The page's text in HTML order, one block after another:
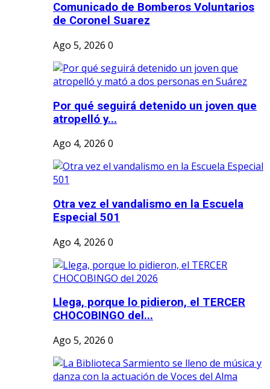
Comunicado de Bomberos Voluntarios
de Coronel Suarez
Ago 5, 2026 0
Por qué seguirá detenido un joven que
atropelló y...
Ago 4, 2026 0
Otra vez el vandalismo en la Escuela
Especial 501
Ago 4, 2026 0
Llega, porque lo pidieron, el TERCER
CHOCOBINGO del...
Ago 5, 2026 0